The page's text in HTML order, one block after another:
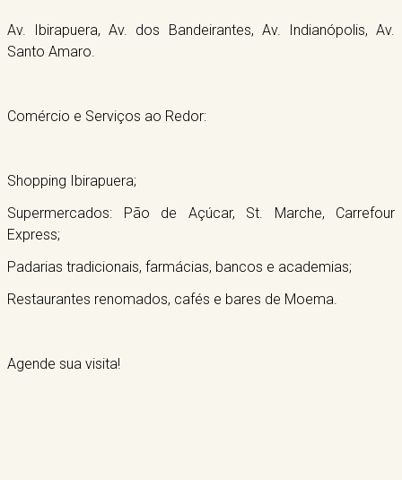
Av. Ibirapuera, Av. dos Bandeirantes, Av. Indianópolis, Av.
Santo Amaro.
Comércio e Serviços ao Redor:
Shopping Ibirapuera;
Supermercados: Pão de Açúcar, St. Marche, Carrefour
Express;
Padarias tradicionais, farmácias, bancos e academias;
Restaurantes renomados, cafés e bares de Moema.
Agende sua visita!